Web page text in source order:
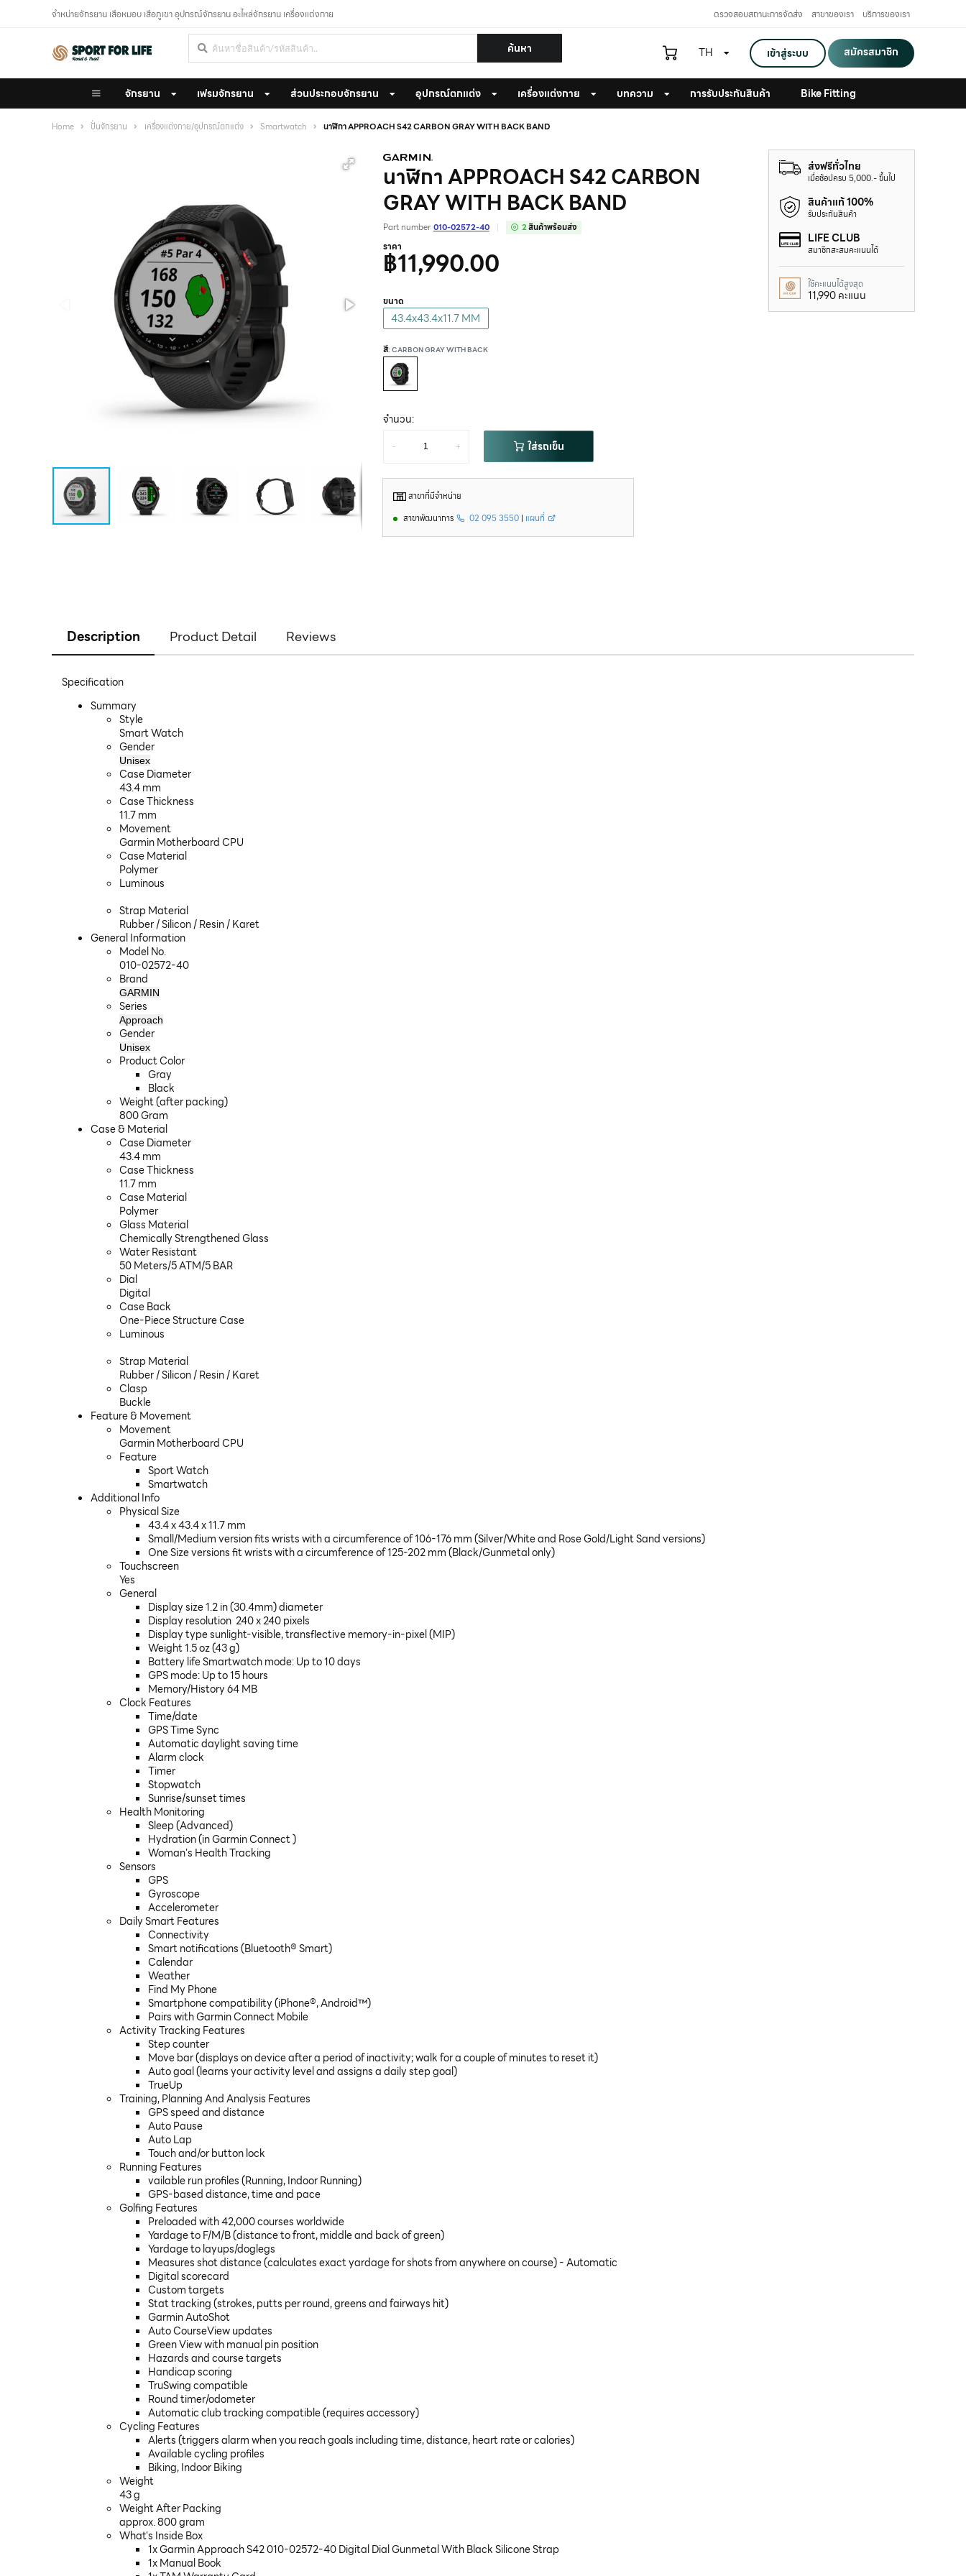
จำหน่ายจักรยาน เสือหมอบ เสือภูเขา อุปกรณ์จักรยาน อะไหล่จักรยาน เครื่องแต่งกาย ตรวจสอบสถานะการจัดส่ง สาขาของเรา บริการของเรา
ค้นหา เข้าสู่ระบบ สมัครสมาชิก
TH
จักรยาน เฟรมจักรยาน ส่วนประกอบจักรยาน อุปกรณ์ตกแต่ง เครื่องแต่งกาย บทความ การรับประกันสินค้า Bike Fitting
Home ปั่นจักรยาน เครื่องแต่งกาย/อุปกรณ์ตกแต่ง Smartwatch นาฬิกา APPROACH S42 CARBON GRAY WITH BACK BAND
นาฬิกา APPROACH S42 CARBON
GRAY WITH BACK BAND
Part number 010-02572-40 2สินค้าพร้อมส่ง
ราคา
฿11,990.00
ขนาด
43.4x43.4x11.7 MM
สี: CARBON GRAY WITH BACK
จำนวน:
-
+ ใส่รถเข็น
สาขาที่มีจำหน่าย
สาขาพัฒนาการ
02 095 3550 | แผนที่
ส่งฟรีทั่วไทย
เมื่อช้อปครบ 5,000.- ขึ้นไป
สินค้าแท้ 100%
รับประกันสินค้า
LIFE CLUB
สมาชิกสะสมคะแนนได้
ใช้คะแนนได้สูงสุด
11,990 คะแนน
Description Product Detail Reviews
Specification
Summary
Style
Smart Watch
Gender
Unisex
Case Diameter
43.4 mm
Case Thickness
11.7 mm
Movement
Garmin Motherboard CPU
Case Material
Polymer
Luminous
Strap Material
Rubber / Silicon / Resin / Karet
General Information
Model No.
010-02572-40
Brand
GARMIN
Series
Approach
Gender
Unisex
Product Color
Gray
Black
Weight (after packing)
800 Gram
Case & Material
Case Diameter
43.4 mm
Case Thickness
11.7 mm
Case Material
Polymer
Glass Material
Chemically Strengthened Glass
Water Resistant
50 Meters/5 ATM/5 BAR
Dial
Digital
Case Back
One-Piece Structure Case
Luminous
Strap Material
Rubber / Silicon / Resin / Karet
Clasp
Buckle
Feature & Movement
Movement
Garmin Motherboard CPU
Feature
Sport Watch
Smartwatch
Additional Info
Physical Size
43.4 x 43.4 x 11.7 mm
Small/Medium version fits wrists with a circumference of 106-176 mm (Silver/White and Rose Gold/Light Sand versions)
One Size versions fit wrists with a circumference of 125-202 mm (Black/Gunmetal only)
Touchscreen
Yes
General
Display size 1.2 in (30.4mm) diameter
Display resolution 240 x 240 pixels
Display type sunlight-visible, transflective memory-in-pixel (MIP)
Weight 1.5 oz (43 g)
Battery life Smartwatch mode: Up to 10 days
GPS mode: Up to 15 hours
Memory/History 64 MB
Clock Features
Time/date
GPS Time Sync
Automatic daylight saving time
Alarm clock
Timer
Stopwatch
Sunrise/sunset times
Health Monitoring
Sleep (Advanced)
Hydration (in Garmin Connect )
Woman's Health Tracking
Sensors
GPS
Gyroscope
Accelerometer
Daily Smart Features
Connectivity
Smart notifications (Bluetooth® Smart)
Calendar
Weather
Find My Phone
Smartphone compatibility (iPhone®, Android™)
Pairs with Garmin Connect Mobile
Activity Tracking Features
Step counter
Move bar (displays on device after a period of inactivity; walk for a couple of minutes to reset it)
Auto goal (learns your activity level and assigns a daily step goal)
TrueUp
Training, Planning And Analysis Features
GPS speed and distance
Auto Pause
Auto Lap
Touch and/or button lock
Running Features
vailable run profiles (Running, Indoor Running)
GPS-based distance, time and pace
Golfing Features
Preloaded with 42,000 courses worldwide
Yardage to F/M/B (distance to front, middle and back of green)
Yardage to layups/doglegs
Measures shot distance (calculates exact yardage for shots from anywhere on course) - Automatic
Digital scorecard
Custom targets
Stat tracking (strokes, putts per round, greens and fairways hit)
Garmin AutoShot
Auto CourseView updates
Green View with manual pin position
Hazards and course targets
Handicap scoring
TruSwing compatible
Round timer/odometer
Automatic club tracking compatible (requires accessory)
Cycling Features
Alerts (triggers alarm when you reach goals including time, distance, heart rate or calories)
Available cycling profiles
Biking, Indoor Biking
Weight
43 g
Weight After Packing
approx. 800 gram
What's Inside Box
1x Garmin Approach S42 010-02572-40 Digital Dial Gunmetal With Black Silicone Strap
1x Manual Book